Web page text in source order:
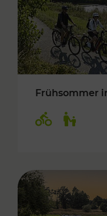
Frühsommer